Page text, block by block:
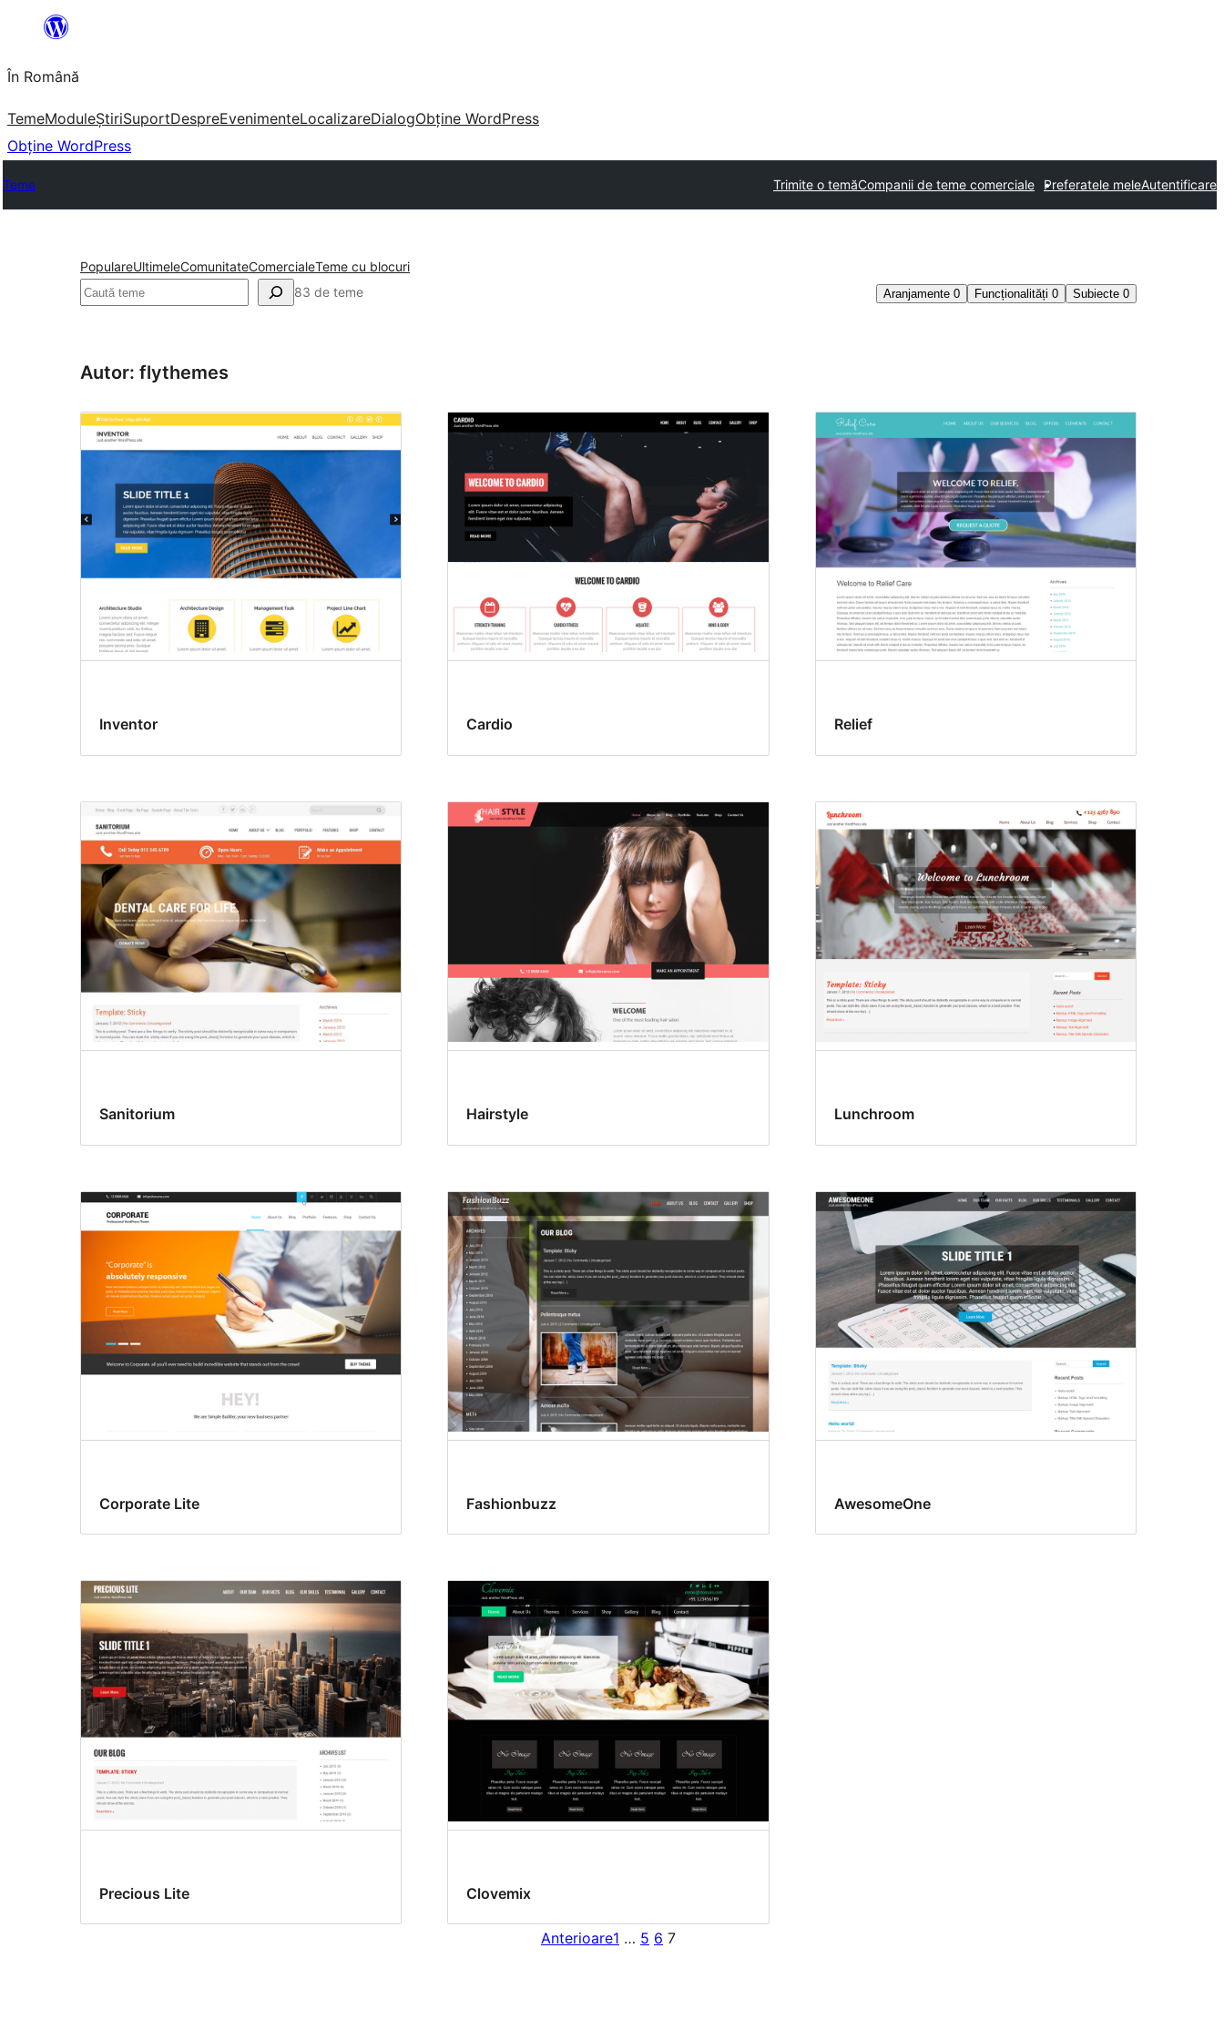
conținut
În Română
TemeModuleȘtiriSuportDespreEvenimenteLocalizareDialogObține WordPress
Obține WordPress
Teme Trimite o temăCompanii de teme comerciale Preferatele meleAutentificare
PopulareUltimeleComunitateComercialeTeme cu blocuri
Caută 83 de teme Aranjamente 0 Funcționalități 0 Subiecte 0
Autor: flythemes
Inventor Cardio Relief
Sanitorium Hairstyle Lunchroom
Corporate Lite Fashionbuzz AwesomeOne
Precious Lite Clovemix
Anterioare1 … 5 6 7